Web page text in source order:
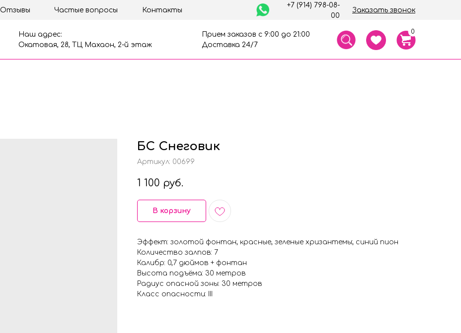
Заказать звонок
+7 (914) 798-08-
00
Отзывы Частые вопросы Контакты
Прием заказов с 9:00 до 21:00
Доставка 24/7
Наш адрес:
Окатовая, 28, ТЦ Махаон, 2-й этаж
0
БС Снеговик
Артикул: 00699
1 100 руб.
В корзину
Эффект: золотой фонтан; красные, зеленые хризантемы; синий пион
Количество залпов: 7
Калибр: 0,7 дюймов + фонтан
Высота подъёма: 30 метров
Радиус опасной зоны: 30 метров
Класс опасности: III